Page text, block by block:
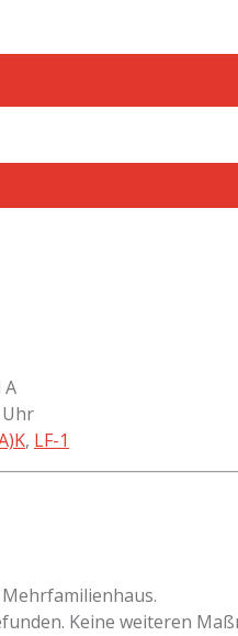
A
Uhr
, LF-1
Keine weiteren